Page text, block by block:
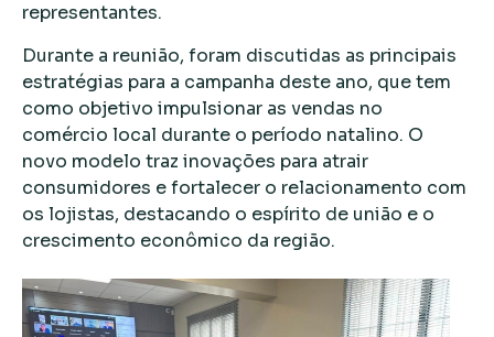
representantes.
Durante a reunião, foram discutidas as principais
estratégias para a campanha deste ano, que tem
como objetivo impulsionar as vendas no
comércio local durante o período natalino. O
novo modelo traz inovações para atrair
consumidores e fortalecer o relacionamento com
os lojistas, destacando o espírito de união e o
crescimento econômico da região.